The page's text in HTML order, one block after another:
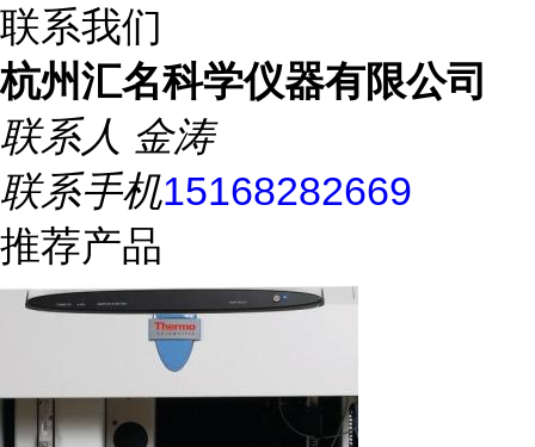
联系我们
杭州汇名科学仪器有限公司
联系人 金涛
联系手机15168282669
推荐产品